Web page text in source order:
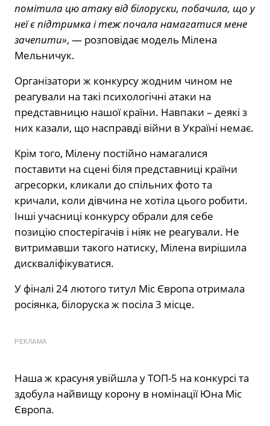
помітила цю атаку від білоруски, побачила, що у
неї є підтримка і теж почала намагатися мене
зачепити», — розповідає модель Мілена
Мельничук.
Організатори ж конкурсу жодним чином не
реагували на такі психологічні атаки на
представницю нашої країни. Навпаки – деякі з
них казали, що насправді війни в Україні немає.
Крім того, Мілену постійно намагалися
поставити на сцені біля представниці країни
агресорки, кликали до спільних фото та
кричали, коли дівчина не хотіла цього робити.
Інші учасниці конкурсу обрали для себе
позицію спостерігачів і ніяк не реагували. Не
витримавши такого натиску, Мілена вирішила
дискваліфікуватися.
У фіналі 24 лютого титул Міс Європа отримала
росіянка, білоруска ж посіла 3 місце.
РЕКЛАМА
Наша ж красуня увійшла у ТОП-5 на конкурсі та
здобула найвищу корону в номінації Юна Міс
Європа.